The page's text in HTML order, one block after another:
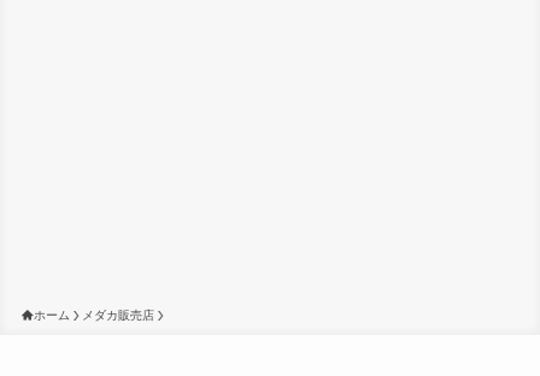
ホーム メダカ販売店